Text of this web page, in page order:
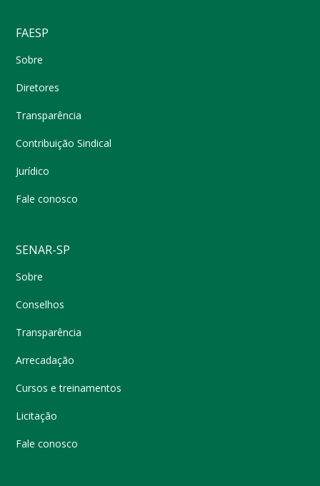
FAESP
Sobre
Diretores
Transparência
Contribuição Sindical
Jurídico
Fale conosco
SENAR-SP
Sobre
Conselhos
Transparência
Arrecadação
Cursos e treinamentos
Licitação
Fale conosco